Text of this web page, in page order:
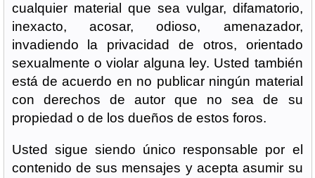
cualquier material que sea vulgar, difamatorio,
inexacto, acosar, odioso, amenazador,
invadiendo la privacidad de otros, orientado
sexualmente o violar alguna ley. Usted también
está de acuerdo en no publicar ningún material
con derechos de autor que no sea de su
propiedad o de los dueños de estos foros.
Usted sigue siendo único responsable por el
contenido de sus mensajes y acepta asumir su